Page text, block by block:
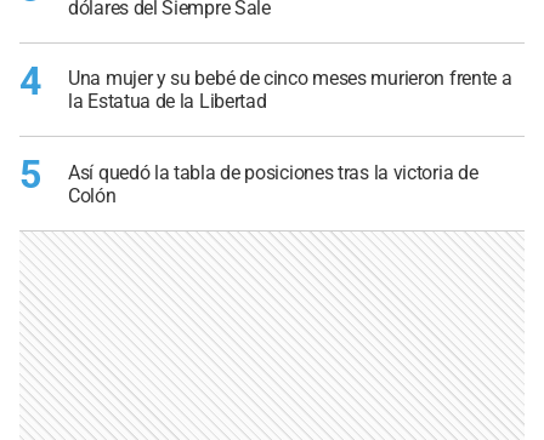
dólares del Siempre Sale
4
Una mujer y su bebé de cinco meses murieron frente a
la Estatua de la Libertad
5
Así quedó la tabla de posiciones tras la victoria de
Colón